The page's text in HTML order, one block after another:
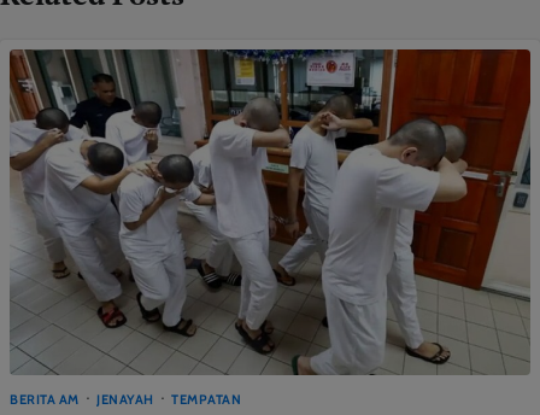
BERITA AM JENAYAH TEMPATAN